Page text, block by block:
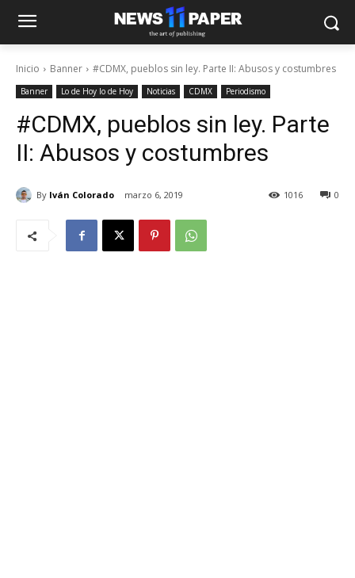
Inicio Banner #CDMX, pueblos sin ley. Parte II: Abusos y costumbres
Banner Lo de Hoy lo de Hoy Noticias CDMX Periodismo
#CDMX, pueblos sin ley. Parte
II: Abusos y costumbres
By Iván Colorado marzo 6, 2019 0
1016